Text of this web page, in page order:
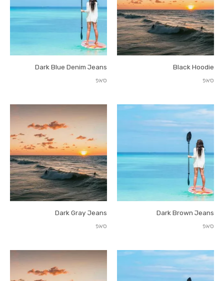
Black Hoodie
סאפ
Dark Blue Denim Jeans
סאפ
Dark Brown Jeans
סאפ
Dark Gray Jeans
סאפ